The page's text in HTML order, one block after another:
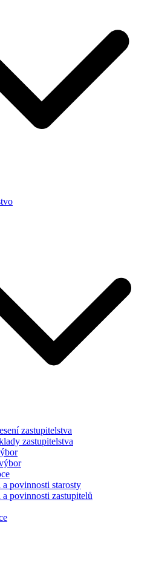
zastupitelstva
zastupitelstva
a povinnosti starosty
povinnosti zastupitelů